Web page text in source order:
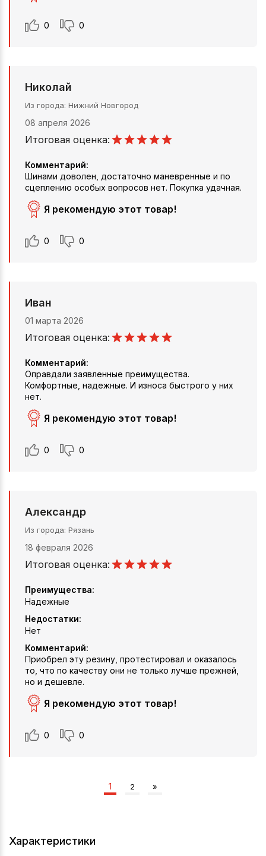
Характеристики
0 0
Николай
Из города Нижний Новгород
08 апреля 2026
Итоговая оценка:
Комментарий:
Шинами доволен, достаточно маневренные и по
сцеплению особых вопросов нет. Покупка удачная.
Я рекомендую этот товар!
0 0
Иван
01 марта 2026
Итоговая оценка:
Комментарий:
Оправдали заявленные преимущества.
Комфортные, надежные. И износа быстрого у них
нет.
Я рекомендую этот товар!
0 0
Александр
Из города Рязань
18 февраля 2026
Итоговая оценка:
Преимущества:
Надежные
Недостатки:
Нет
Комментарий:
Приобрел эту резину, протестировал и оказалось
то, что по качеству они не только лучше прежней,
но и дешевле.
Я рекомендую этот товар!
0 0
1 2 »